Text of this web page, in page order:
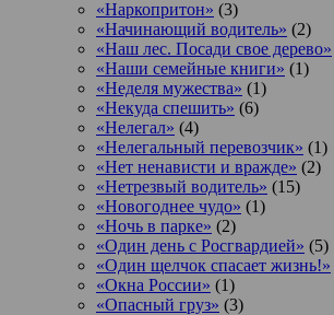
«Наркопритон» (3)
«Начинающий водитель» (2)
«Наш лес. Посади свое дерево»
«Наши семейные книги» (1)
«Неделя мужества» (1)
«Некуда спешить» (6)
«Нелегал» (4)
«Нелегальный перевозчик» (1)
«Нет ненависти и вражде» (2)
«Нетрезвый водитель» (15)
«Новогоднее чудо» (1)
«Ночь в парке» (2)
«Один день с Росгвардией» (5)
«Один щелчок спасает жизнь!»
«Окна России» (1)
«Опасный груз» (3)